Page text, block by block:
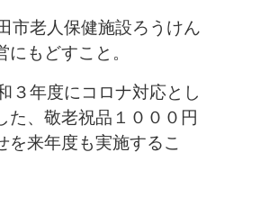
市老人保健施設ろうけん
にもどすこと。
３年度にコロナ対応とし
た、敬老祝品１０００円
を来年度も実施するこ